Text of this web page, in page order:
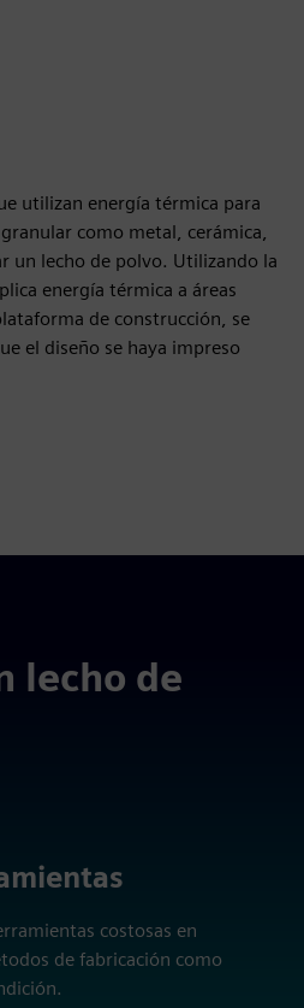
utilizan energía térmica para
como metal, cerámica,
un lecho de polvo. Utilizando la
energía térmica a áreas
de construcción, se
el diseño se haya impreso
lecho de
costosas en
de fabricación como